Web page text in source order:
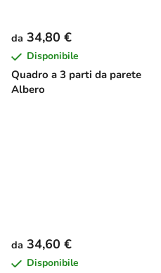
Quadro a 3 parti da parete
Albero
da 34,80 €
Disponibile
da 34,60 €
Disponibile